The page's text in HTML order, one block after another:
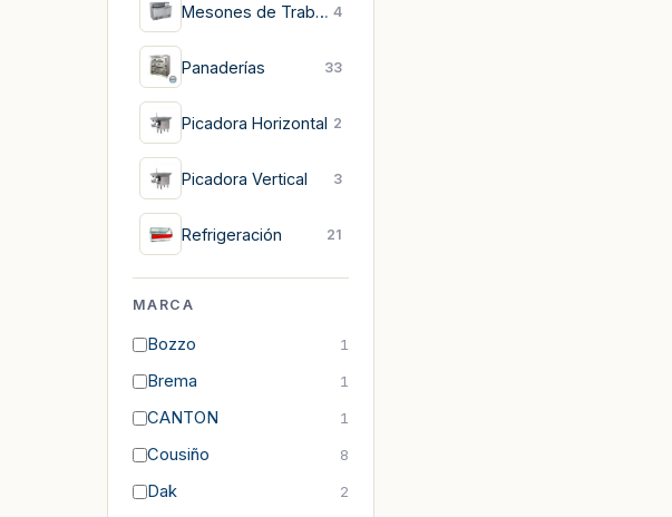
Mesones de Trabajo 4
Panaderías 33
Picadora Horizontal 2
Picadora Vertical 3
Refrigeración 21
MARCA
Bozzo 1
Brema 1
CANTON 1
Cousiño 8
Dak 2